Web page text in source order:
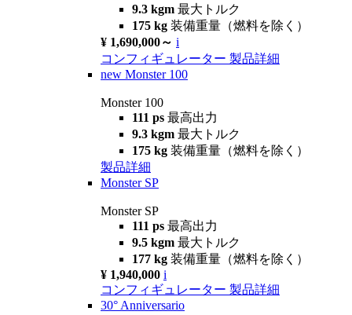
9.3 kgm 最大トルク
175 kg 装備重量（燃料を除く）
¥ 1,690,000～ i
コンフィギュレーター 製品詳細
new Monster 100
Monster 100
111 ps 最高出力
9.3 kgm 最大トルク
175 kg 装備重量（燃料を除く）
製品詳細
Monster SP
Monster SP
111 ps 最高出力
9.5 kgm 最大トルク
177 kg 装備重量（燃料を除く）
¥ 1,940,000 i
コンフィギュレーター 製品詳細
30° Anniversario